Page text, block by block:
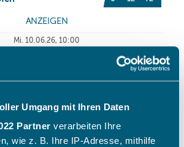
Umgang mit Ihren Daten
Partner verarbeiten Ihre
wie z. B. Ihre IP-Adresse, mithilfe